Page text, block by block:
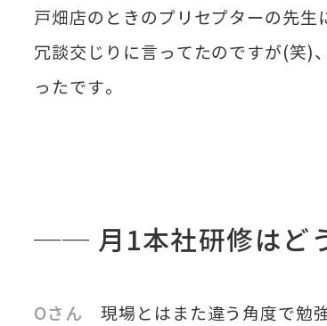
戸畑店のときのプリセプターの先
冗談交じりに言ってたのですが(笑)
ったです。
── 月1本社研修はど
​Oさん
現場とはまた違う角度で勉